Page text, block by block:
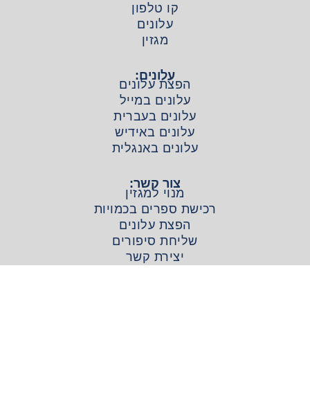
קו טלפון
עלונים
מגזין
עלונים:
הפצת עלונים
עלונים במייל
עלונים בעברית
עלונים באידיש
עלונים באנגלית
צור קשר:
מנוי למגזין
רכישת ספרים בכמויות
הפצת עלונים
שליחת סיפורים
יצירת קשר